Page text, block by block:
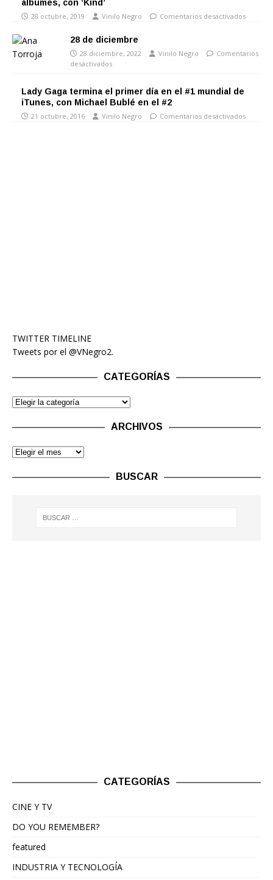
álbumes, con ‘Kind’
28 octubre, 2019 Vinilo Negro Comentarios desactivados
28 de diciembre
28 diciembre, 2022 Vinilo Negro
Comentarios
desactivados
Lady Gaga termina el primer día en el #1 mundial de
iTunes, con Michael Bublé en el #2
21 octubre, 2016 Vinilo Negro Comentarios desactivados
TWITTER TIMELINE
Tweets por el @VNegro2.
CATEGORÍAS
ARCHIVOS
BUSCAR
CATEGORÍAS
CINE Y TV
DO YOU REMEMBER?
featured
INDUSTRIA Y TECNOLOGÍA